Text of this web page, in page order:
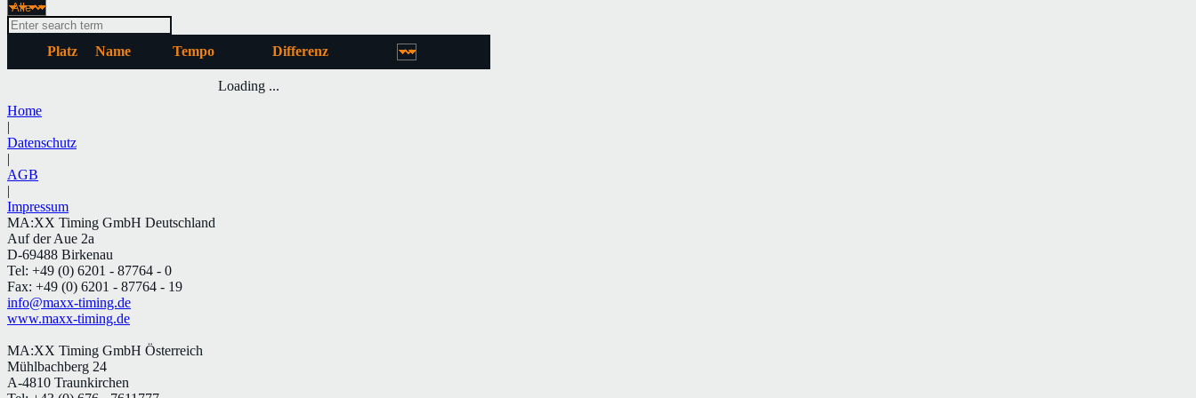
Platz Name Tempo Differenz
Loading ...
Home
|
Datenschutz
|
AGB
|
Impressum
MA:XX Timing GmbH Deutschland
Auf der Aue 2a
D-69488 Birkenau
Tel: +49 (0) 6201 - 87764 - 0
Fax: +49 (0) 6201 - 87764 - 19
info@maxx-timing.de
www.maxx-timing.de
MA:XX Timing GmbH Österreich
Mühlbachberg 24
A-4810 Traunkirchen